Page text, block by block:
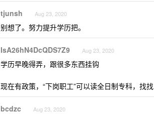
tjunsh Aug 23, 2020
别想了。努力提升学历把。
IsA26hN4DcQDS7Z9 Aug 23, 2020
学历早晚得弄，跟很多东西挂钩
现在有政策，“下岗职工”可以读全日制专科，找
bcdzc Aug 23, 2020